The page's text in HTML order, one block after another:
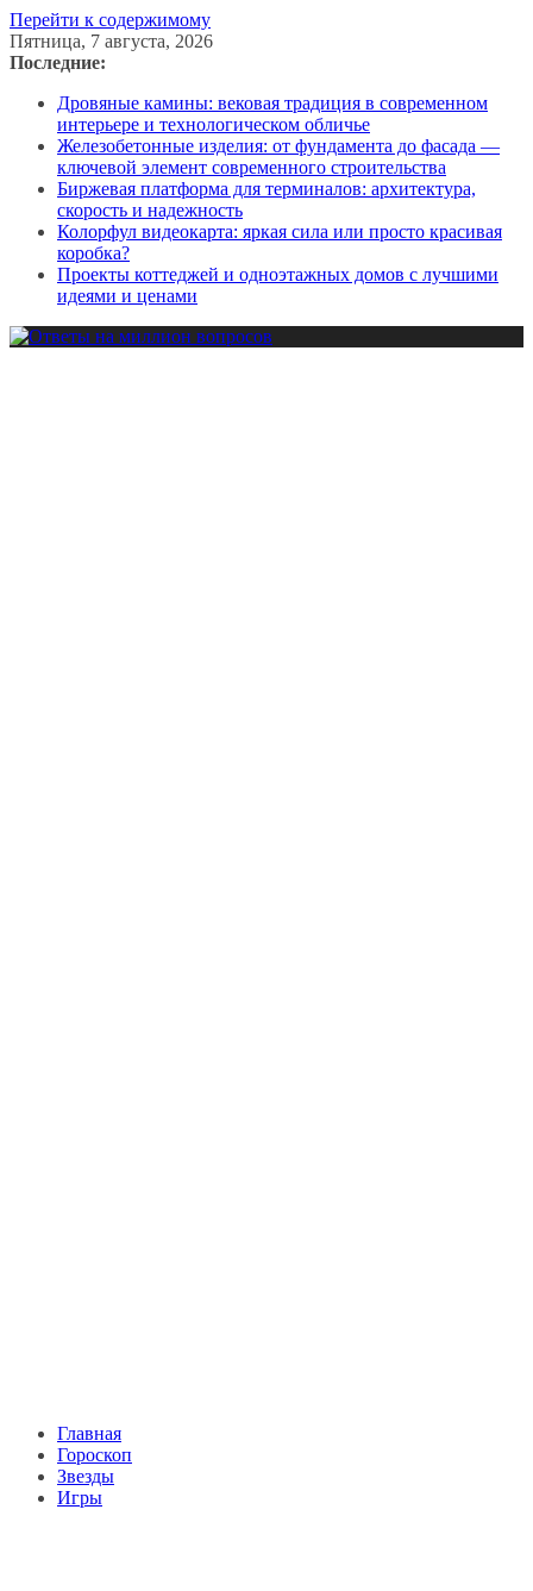
Перейти к содержимому
Пятница, 7 августа, 2026
Последние:
Дровяные камины: вековая традиция в современном
интерьере и технологическом обличье
Железобетонные изделия: от фундамента до фасада —
ключевой элемент современного строительства
Биржевая платформа для терминалов: архитектура,
скорость и надежность
Колорфул видеокарта: яркая сила или просто красивая
коробка?
Проекты коттеджей и одноэтажных домов с лучшими
идеями и ценами
Главная
Гороскоп
Звезды
Игры